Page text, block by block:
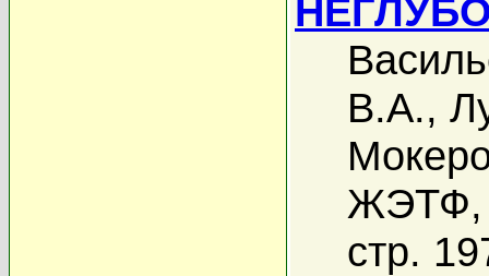
В.А.,
ЖЭТФ,
стр.